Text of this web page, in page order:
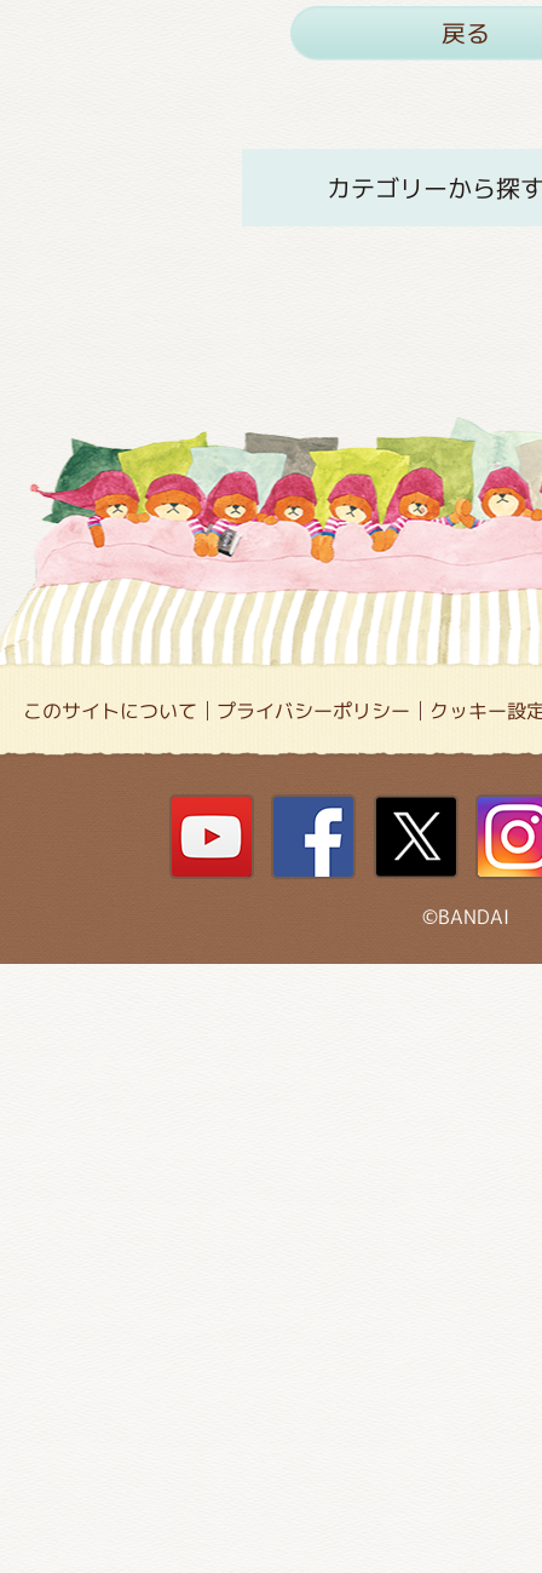
戻る
カテゴリーから探
このサイトについて プライバシーポリシー クッキー設
©BANDAI